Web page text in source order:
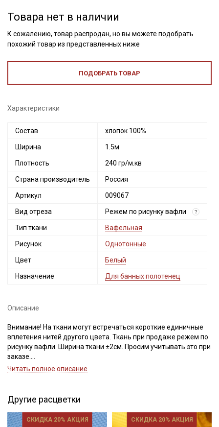
Товара нет в наличии
К сожалению, товар распродан, но вы можете подобрать
похожий товар из представленных ниже
ПОДОБРАТЬ ТОВАР
Характеристики
Состав хлопок 100%
Ширина 1.5м
Плотность 240 гр/м.кв
Страна производитель Россия
Артикул 009067
Вид отреза Режем по рисунку вафли ?
Тип ткани Вафельная
Рисунок Однотонные
Цвет Белый
Назначение Для банных полотенец
Описание
Внимание! На ткани могут встречаться короткие единичные
вплетения нитей другого цвета. Ткань при продаже режем по
рисунку вафли. Ширина ткани ±2см. Просим учитывать это при
заказе.
углублениями и небольшими бортиками, имеет объемный
клеточный рисунок, который напоминает кондитерские вафли.
Этот вид структуры фактически увеличивает поверхность,
что помогает впитывать большее количество влаги и
Читать полное описание
Другие расцветки
СКИДКА 20% АКЦИЯ СКИДКА 20% АКЦИЯ